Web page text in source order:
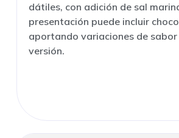
dátiles, con adición de sal
presentación puede incluir
aportando variaciones de sabor
versión.